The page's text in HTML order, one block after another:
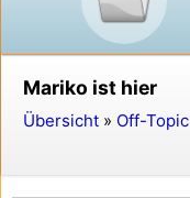
Mariko ist hier
Übersicht » Off-Topic